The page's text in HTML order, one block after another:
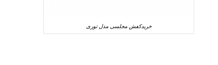
خریدکفش مجلسی مدل توری